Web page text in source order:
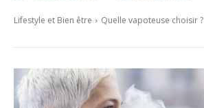
Lifestyle et Bien être Quelle vapoteuse choisir ?